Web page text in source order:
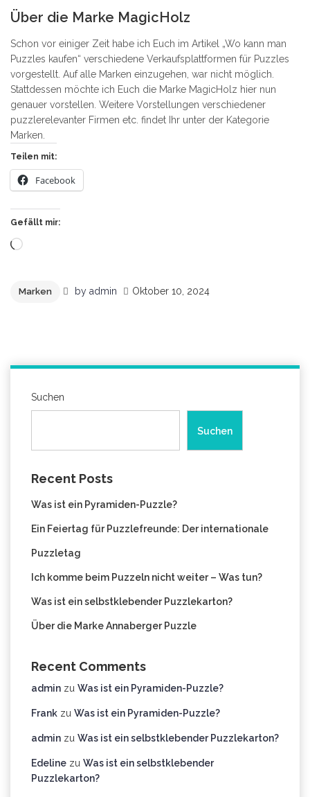
Über die Marke MagicHolz
Schon vor einiger Zeit habe ich Euch im Artikel „Wo kann man
Puzzles kaufen“ verschiedene Verkaufsplattformen für Puzzles
vorgestellt. Auf alle Marken einzugehen, war nicht möglich.
Stattdessen möchte ich Euch die Marke MagicHolz hier nun
genauer vorstellen. Weitere Vorstellungen verschiedener
puzzlerelevanter Firmen etc. findet Ihr unter der Kategorie
Marken.
Teilen mit:
Facebook
Gefällt mir:
Wird
Marken by admin Oktober 10, 2024
Suchen
Suchen
Recent Posts
Was ist ein Pyramiden-Puzzle?
Ein Feiertag für Puzzlefreunde: Der internationale
Puzzletag
Ich komme beim Puzzeln nicht weiter – Was tun?
Was ist ein selbstklebender Puzzlekarton?
Über die Marke Annaberger Puzzle
Recent Comments
admin zu Was ist ein Pyramiden-Puzzle?
Frank zu Was ist ein Pyramiden-Puzzle?
admin zu Was ist ein selbstklebender Puzzlekarton?
Edeline zu Was ist ein selbstklebender
Puzzlekarton?